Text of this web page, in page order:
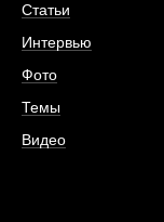
Статьи
Интервью
Фото
Темы
Видео